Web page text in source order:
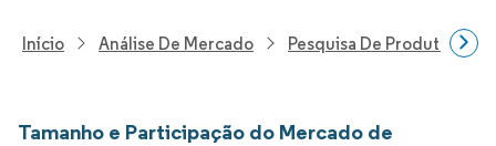
Início Análise De Mercado Pesquisa De Produtos
Tamanho e Participação do Mercado de